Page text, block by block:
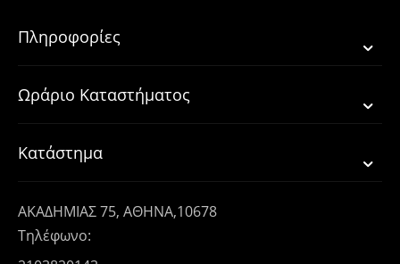
Πληροφορίες
Ωράριο Καταστήματος
Κατάστημα
ΑΚΑΔΗΜΙΑΣ 75, ΑΘΗΝΑ,10678
Τηλέφωνο: